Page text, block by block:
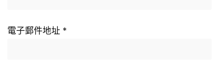
電子郵件地址 *